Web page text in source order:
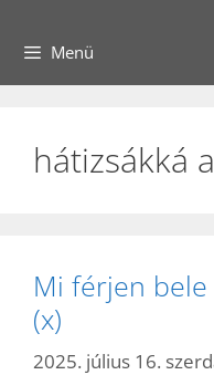
Menü
hátizsákká
Mi férjen bele
(x)
2025. július 16.